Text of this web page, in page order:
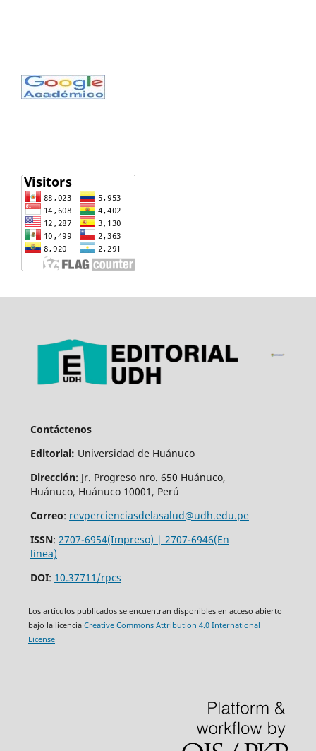
Contáctenos
Editorial: Universidad de Huánuco
Dirección: Jr. Progreso nro. 650 Huánuco,
Huánuco, Huánuco 10001, Perú
Correo: revpercienciasdelasalud@udh.edu.pe
ISSN: 2707-6954(Impreso) | 2707-6946(En
línea)
DOI: 10.37711/rpcs
Los artículos publicados se encuentran disponibles en acceso abierto
bajo la licencia Creative Commons Attribution 4.0 International
License